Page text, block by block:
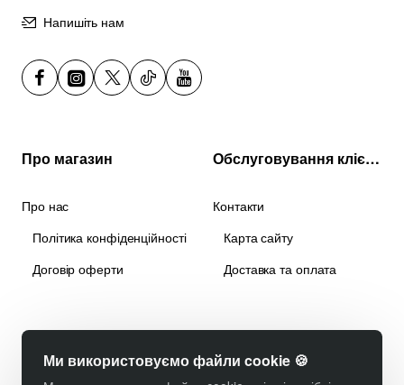
Ми використовуємо файли cookie 🍪
Напишіть нам
Про магазин
Про нас
Політика конфіденційності
Договір оферти
Обслуговування клієнтів
Контакти
Карта сайту
Доставка та оплата
Copyright © 2024, створено студієюMCS